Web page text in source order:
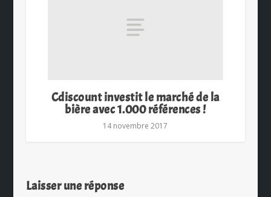
Cdiscount investit le marché de la
bière avec 1.000 références !
14 novembre 2017
Laisser une réponse